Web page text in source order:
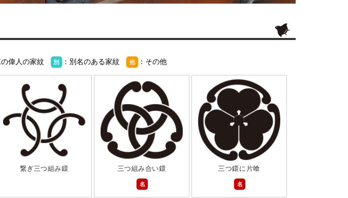
偉人の家紋 別 ：別名のある家紋 他 ：その他
繋ぎ三つ組み鐶
三つ組み合い鐶
名
三つ鐶に片喰
名